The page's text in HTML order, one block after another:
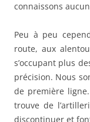
connaissons
Peu à peu
route, aux
s’occupant plus
précision. Nous
de première
trouve de
discontinuer et